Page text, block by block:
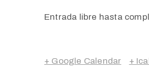
Entrada libre hasta
+ Google Calendar +